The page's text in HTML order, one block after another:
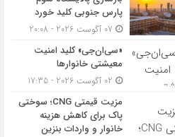
پارس جنوبی کلید خورد
«سی‌ان‌جی» کلید امنیت
معیشتی خانوارها
مزیت قیمتی CNG؛ سوختی
پاک برای کاهش هزینه
خانوار و واردات بنزین